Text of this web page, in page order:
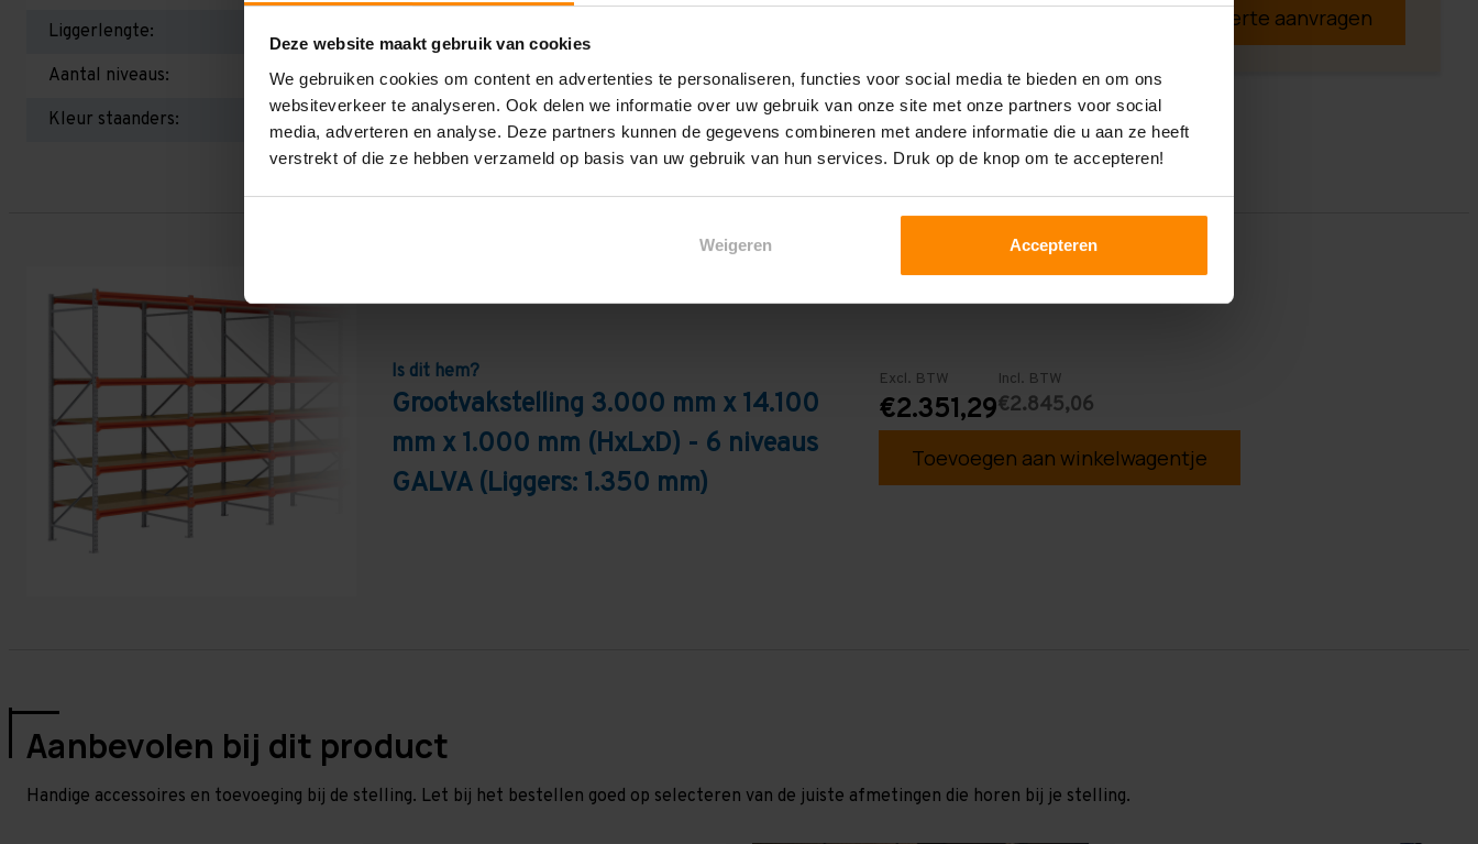
Deze website maakt gebruik van cookies
We gebruiken cookies om content en advertenties te personaliseren, functies voor social media te bieden en om ons
websiteverkeer te analyseren. Ook delen we informatie over uw gebruik van onze site met onze partners voor social
media, adverteren en analyse. Deze partners kunnen de gegevens combineren met andere informatie die u aan ze heeft
verstrekt of die ze hebben verzameld op basis van uw gebruik van hun services. Druk op de knop om te accepteren!
Weigeren Accepteren
Liggerlengte:
1.350 mm
Aantal niveaus:
6
Kleur staanders:
Galva
Offerte aanvragen
Is dit hem?
Grootvakstelling 3.000 mm x 14.100
mm x 1.000 mm (HxLxD) - 6 niveaus
GALVA (Liggers: 1.350 mm)
Excl. BTW
€2.351,29
Incl. BTW
€2.845,06
Toevoegen aan winkelwagentje
Aanbevolen bij dit product
Handige accessoires en toevoeging bij de stelling. Let bij het bestellen goed op selecteren van de juiste afmetingen die horen bij je stelling.